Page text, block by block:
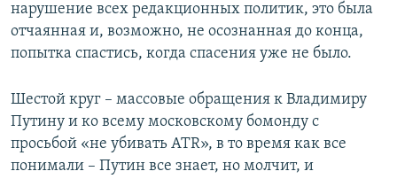
нарушение всех редакционных политик, это была
отчаянная и, возможно, не осознанная до конца,
попытка спастись, когда спасения уже не было.
Шестой круг – массовые обращения к Владимиру
Путину и ко всему московскому бомонду с
просьбой «не убивать ATR», в то время как все
понимали – Путин все знает, но молчит, и